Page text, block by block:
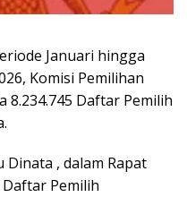
Januari hingga
Komisi Pemilihan
8.234.745 Daftar Pemilih
Dinata , dalam Rapat
Pemilih